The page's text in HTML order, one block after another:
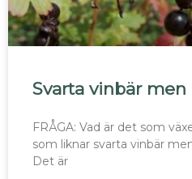
Svarta vinbär
FRÅGA: Vad är det som
som liknar svarta vinbär
Det är